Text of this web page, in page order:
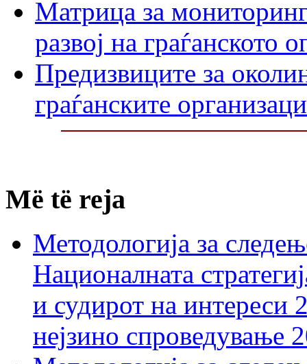
Матрица за
развој на граѓанското
Предизвиците за
граѓанските
Më të reja
Методологија за
Националната
и судирот на интереси
нејзино спроведување